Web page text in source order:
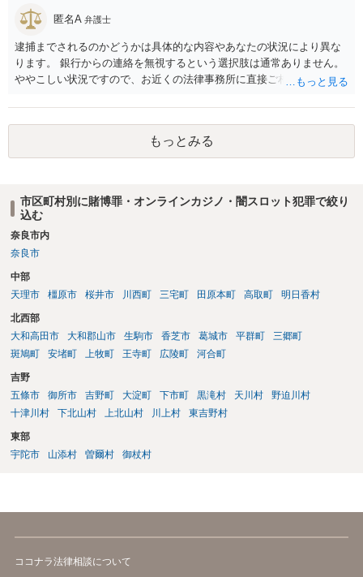
匿名A 弁護士
逮捕までされるのかどうかは具体的な内容やあなたの状況により異な
ります。 銀行からの連絡を無視するという選択肢は通常ありません。
ややこしい状況ですので、お近くの法律事務所に直接ご相談いただい
もっとみる
市区町村別に賭博罪・オンラインカジノ・闇スロット犯罪で絞り
込む
奈良市内
奈良市
中部
天理市
橿原市 桜井市 川西町 三宅町 田原本町 高取町 明日香村
北西部
大和高田市
大和郡山市 生駒市 香芝市 葛城市 平群町
三郷町
斑鳩町
安堵町 上牧町 王寺町 広陵町 河合町
吉野
五條市
御所市 吉野町 大淀町 下市町 黒滝村 天川村
野迫川村
十津川村
下北山村 上北山村 川上村 東吉野村
東部
宇陀市
山添村 曽爾村 御杖村
ココナラ法律相談について